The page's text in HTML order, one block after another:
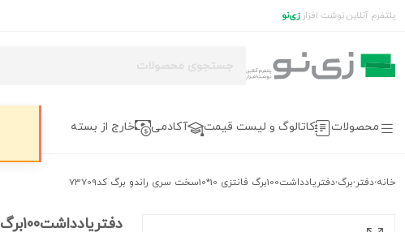
پلتفرم آنلاین نوشت افزارزی‌نو
محصولات کاتالوگ و لیست قیمت آکادمی خارج از بسته
خانه›دفتر ›برگ›دفتریادداشت100برگ فانتزی 10*10سخت سری راندو برگ کد73709
دفتریادداشت100برگ فانتزی 10*10سخت سری راندو برگ کد73709